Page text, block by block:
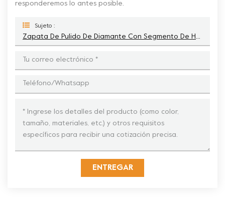
responderemos lo antes posible.
Sujeto :
Zapata De Pulido De Diamante Con Segmento De Hexágonos Dobles Ez Change
ENTREGAR